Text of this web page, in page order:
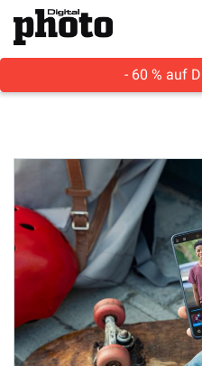
- 60 % auf